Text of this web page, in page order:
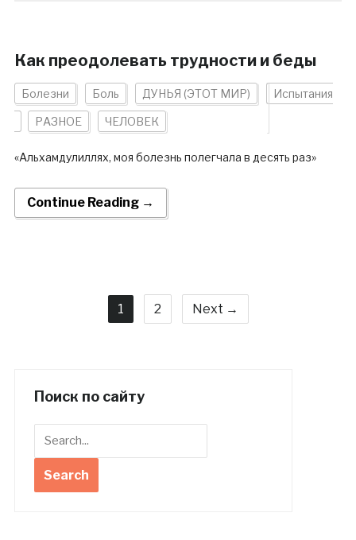
Как преодолевать трудности и беды
Болезни Боль ДУНЬЯ (ЭТОТ МИР) Испытания
РАЗНОЕ ЧЕЛОВЕК
«Альхамдулиллях, моя болезнь полегчала в десять раз»
Continue Reading →
1 2 Next →
Поиск по сайту